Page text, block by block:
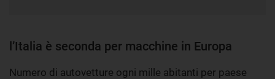
l’Italia è seconda per macchine in Europa
Numero di autovetture ogni mille abitanti per paese